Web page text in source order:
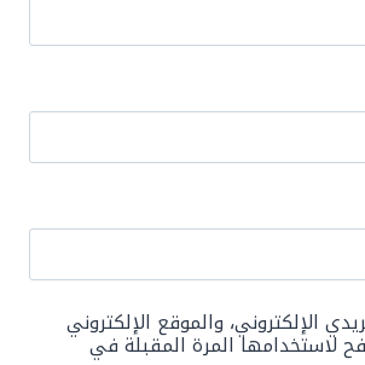
الإلكتروني، والموقع الإلكتروني
لاستخدامها المرة المقبلة في